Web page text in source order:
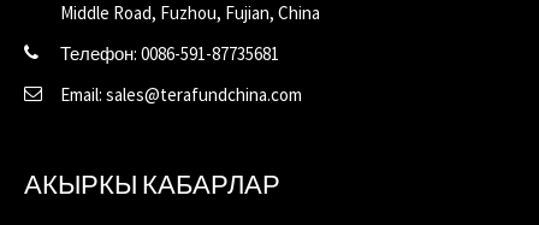
Middle Road, Fuzhou, Fujian, China
Телефон: 0086-591-87735681
Email: sales@terafundchina.com
АКЫРКЫ КАБАРЛАР